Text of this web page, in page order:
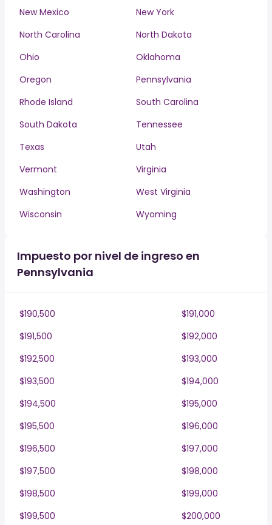
New Mexico
New York
North Carolina
North Dakota
Ohio
Oklahoma
Oregon
Pennsylvania
Rhode Island
South Carolina
South Dakota
Tennessee
Texas
Utah
Vermont
Virginia
Washington
West Virginia
Wisconsin
Wyoming
Impuesto por nivel de ingreso en
Pennsylvania
$190,500
$191,000
$191,500
$192,000
$192,500
$193,000
$193,500
$194,000
$194,500
$195,000
$195,500
$196,000
$196,500
$197,000
$197,500
$198,000
$198,500
$199,000
$199,500
$200,000